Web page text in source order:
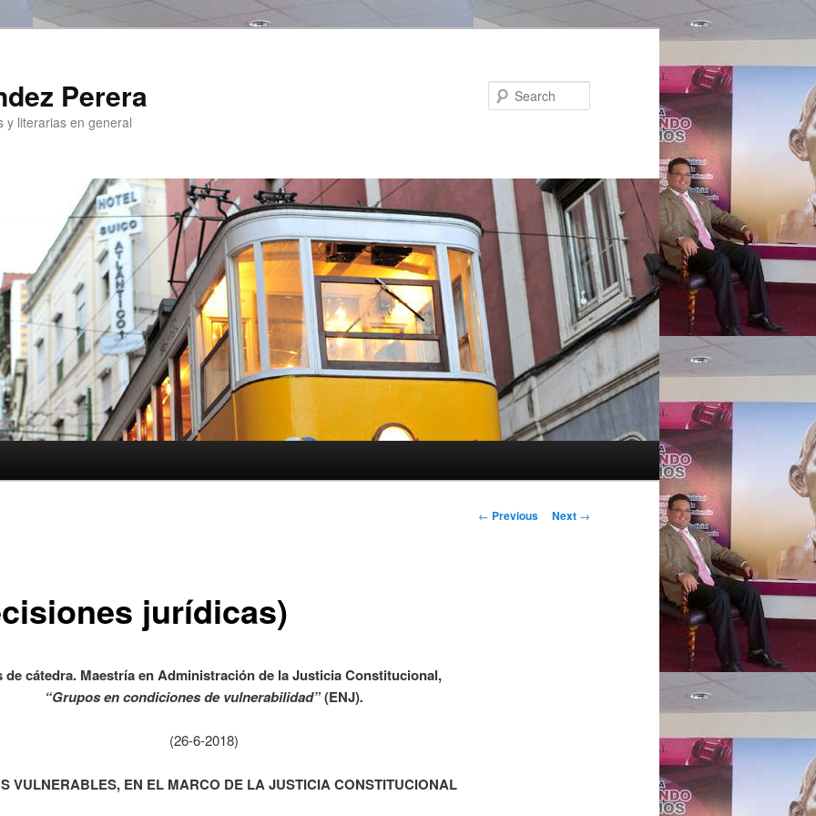
Perera
y literarias en general
Post navigation
← Previous Next →
jurídicas)
de cátedra. Maestría en Administración de la Justicia Constitucional,
“Grupos en condiciones de vulnerabilidad”(ENJ).
(26-6-2018)
VULNERABLES, EN EL MARCO DE LA JUSTICIA CONSTITUCIONAL